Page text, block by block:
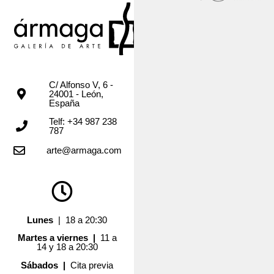
C/ Alfonso V, 6 -
24001 - León,
España
Telf: +34 987 238
787
arte@armaga.com
Lunes | 18 a 20:30
Martes a viernes | 11 a
14 y 18 a 20:30
Sábados |Cita previa